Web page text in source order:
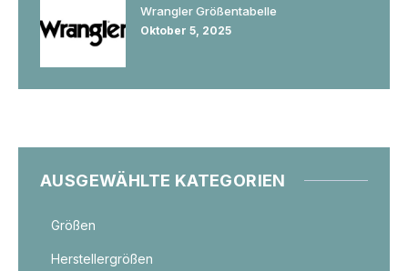
Wrangler Größentabelle
Oktober 5, 2025
AUSGEWÄHLTE KATEGORIEN
Größen
Herstellergrößen